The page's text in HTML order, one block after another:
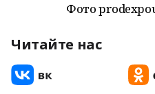
Фото
Читайте нас